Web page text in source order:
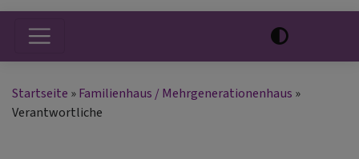
Hauptnavigation
Startseite
Familienhaus / Mehrgenerationenhaus
Verantwortliche